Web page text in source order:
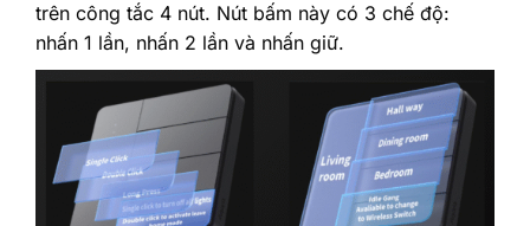
trên công tắc 4 nút. Nút bấm này có 3 chế độ:
nhấn 1 lần, nhấn 2 lần và nhấn giữ.